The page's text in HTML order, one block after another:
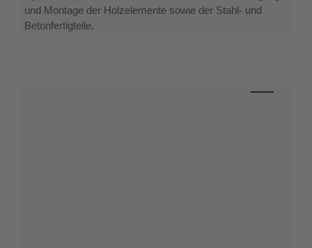
und Montage der Holzelemente sowie der Stahl- und
Betonfertigteile.